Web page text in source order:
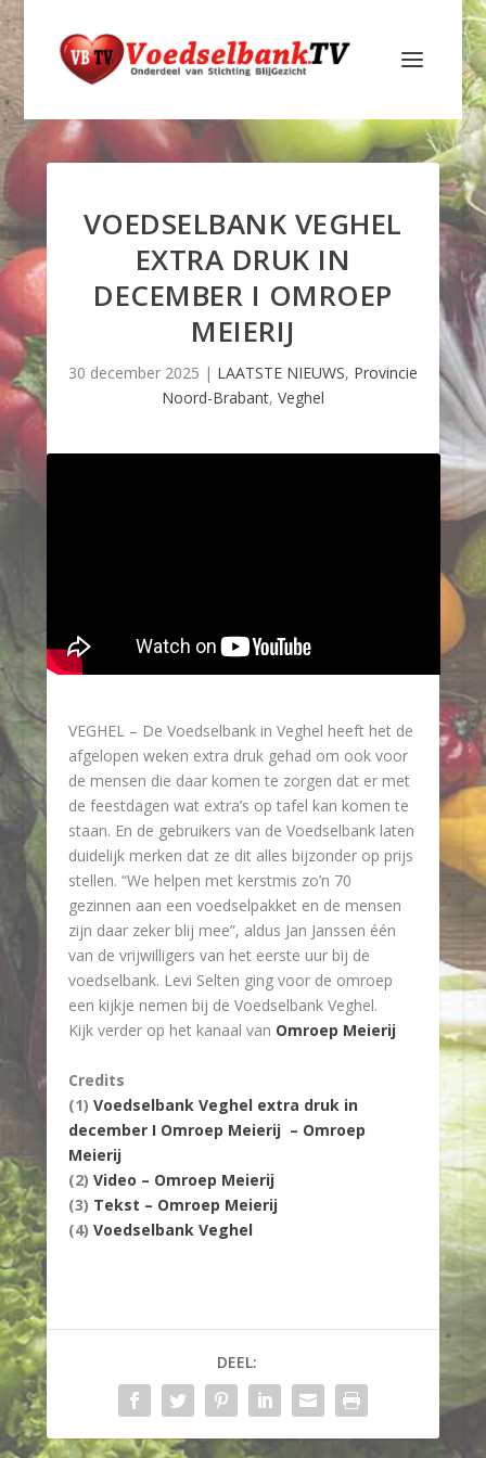
VOEDSELBANK VEGHEL
EXTRA DRUK IN
DECEMBER I OMROEP
MEIERIJ
30 december 2025 | LAATSTE NIEUWS, Provincie
Noord-Brabant, Veghel
VEGHEL – De Voedselbank in Veghel heeft het de
afgelopen weken extra druk gehad om ook voor
de mensen die daar komen te zorgen dat er met
de feestdagen wat extra’s op tafel kan komen te
staan. En de gebruikers van de Voedselbank laten
duidelijk merken dat ze dit alles bijzonder op prijs
stellen. “We helpen met kerstmis zo’n 70
gezinnen aan een voedselpakket en de mensen
zijn daar zeker blij mee”, aldus Jan Janssen één
van de vrijwilligers van het eerste uur bij de
voedselbank. Levi Selten ging voor de omroep
een kijkje nemen bij de Voedselbank Veghel.
Kijk verder op het kanaal van Omroep Meierij
Credits
(1) Voedselbank Veghel extra druk in
december I Omroep Meierij – Omroep
Meierij
(2) Video – Omroep Meierij
(3) Tekst – Omroep Meierij
(4) Voedselbank Veghel
DEEL: